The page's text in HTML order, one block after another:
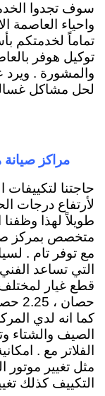
سوف تجدوا
واحياء العاصمة
تماماً لخدمتكم
توكيل هوفر
والمشورة . ويرد
لحل مشاكل
مراكز صيانة
حاجتنا
لأرتفاع درجات
طويلاً لهذا
متخصص بمركز
مع توفر تام .
التي تساعد
كما انه لدي
الصيف والشتاء
الفلاتر مع .
مثل تغيير موتور
التكييف كذلك